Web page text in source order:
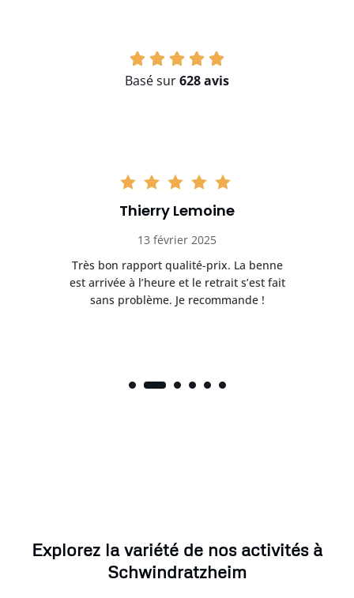
Basé sur628 avis
Thierry Lemoine
13 février 2025
Très bon rapport qualité-prix. La benne
est arrivée à l’heure et le retrait s’est fait
sans problème. Je recommande !
Explorez la variété de nos activités à
Schwindratzheim